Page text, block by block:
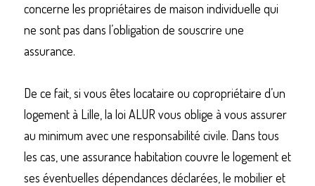
concerne les propriétaires de maison individuelle qui
ne sont pas dans l’obligation de souscrire une
assurance.
De ce fait, si vous êtes locataire ou copropriétaire d’un
logement à Lille, la loi ALUR vous oblige à vous assurer
au minimum avec une responsabilité civile. Dans tous
les cas, une assurance habitation couvre le logement et
ses éventuelles dépendances déclarées, le mobilier et